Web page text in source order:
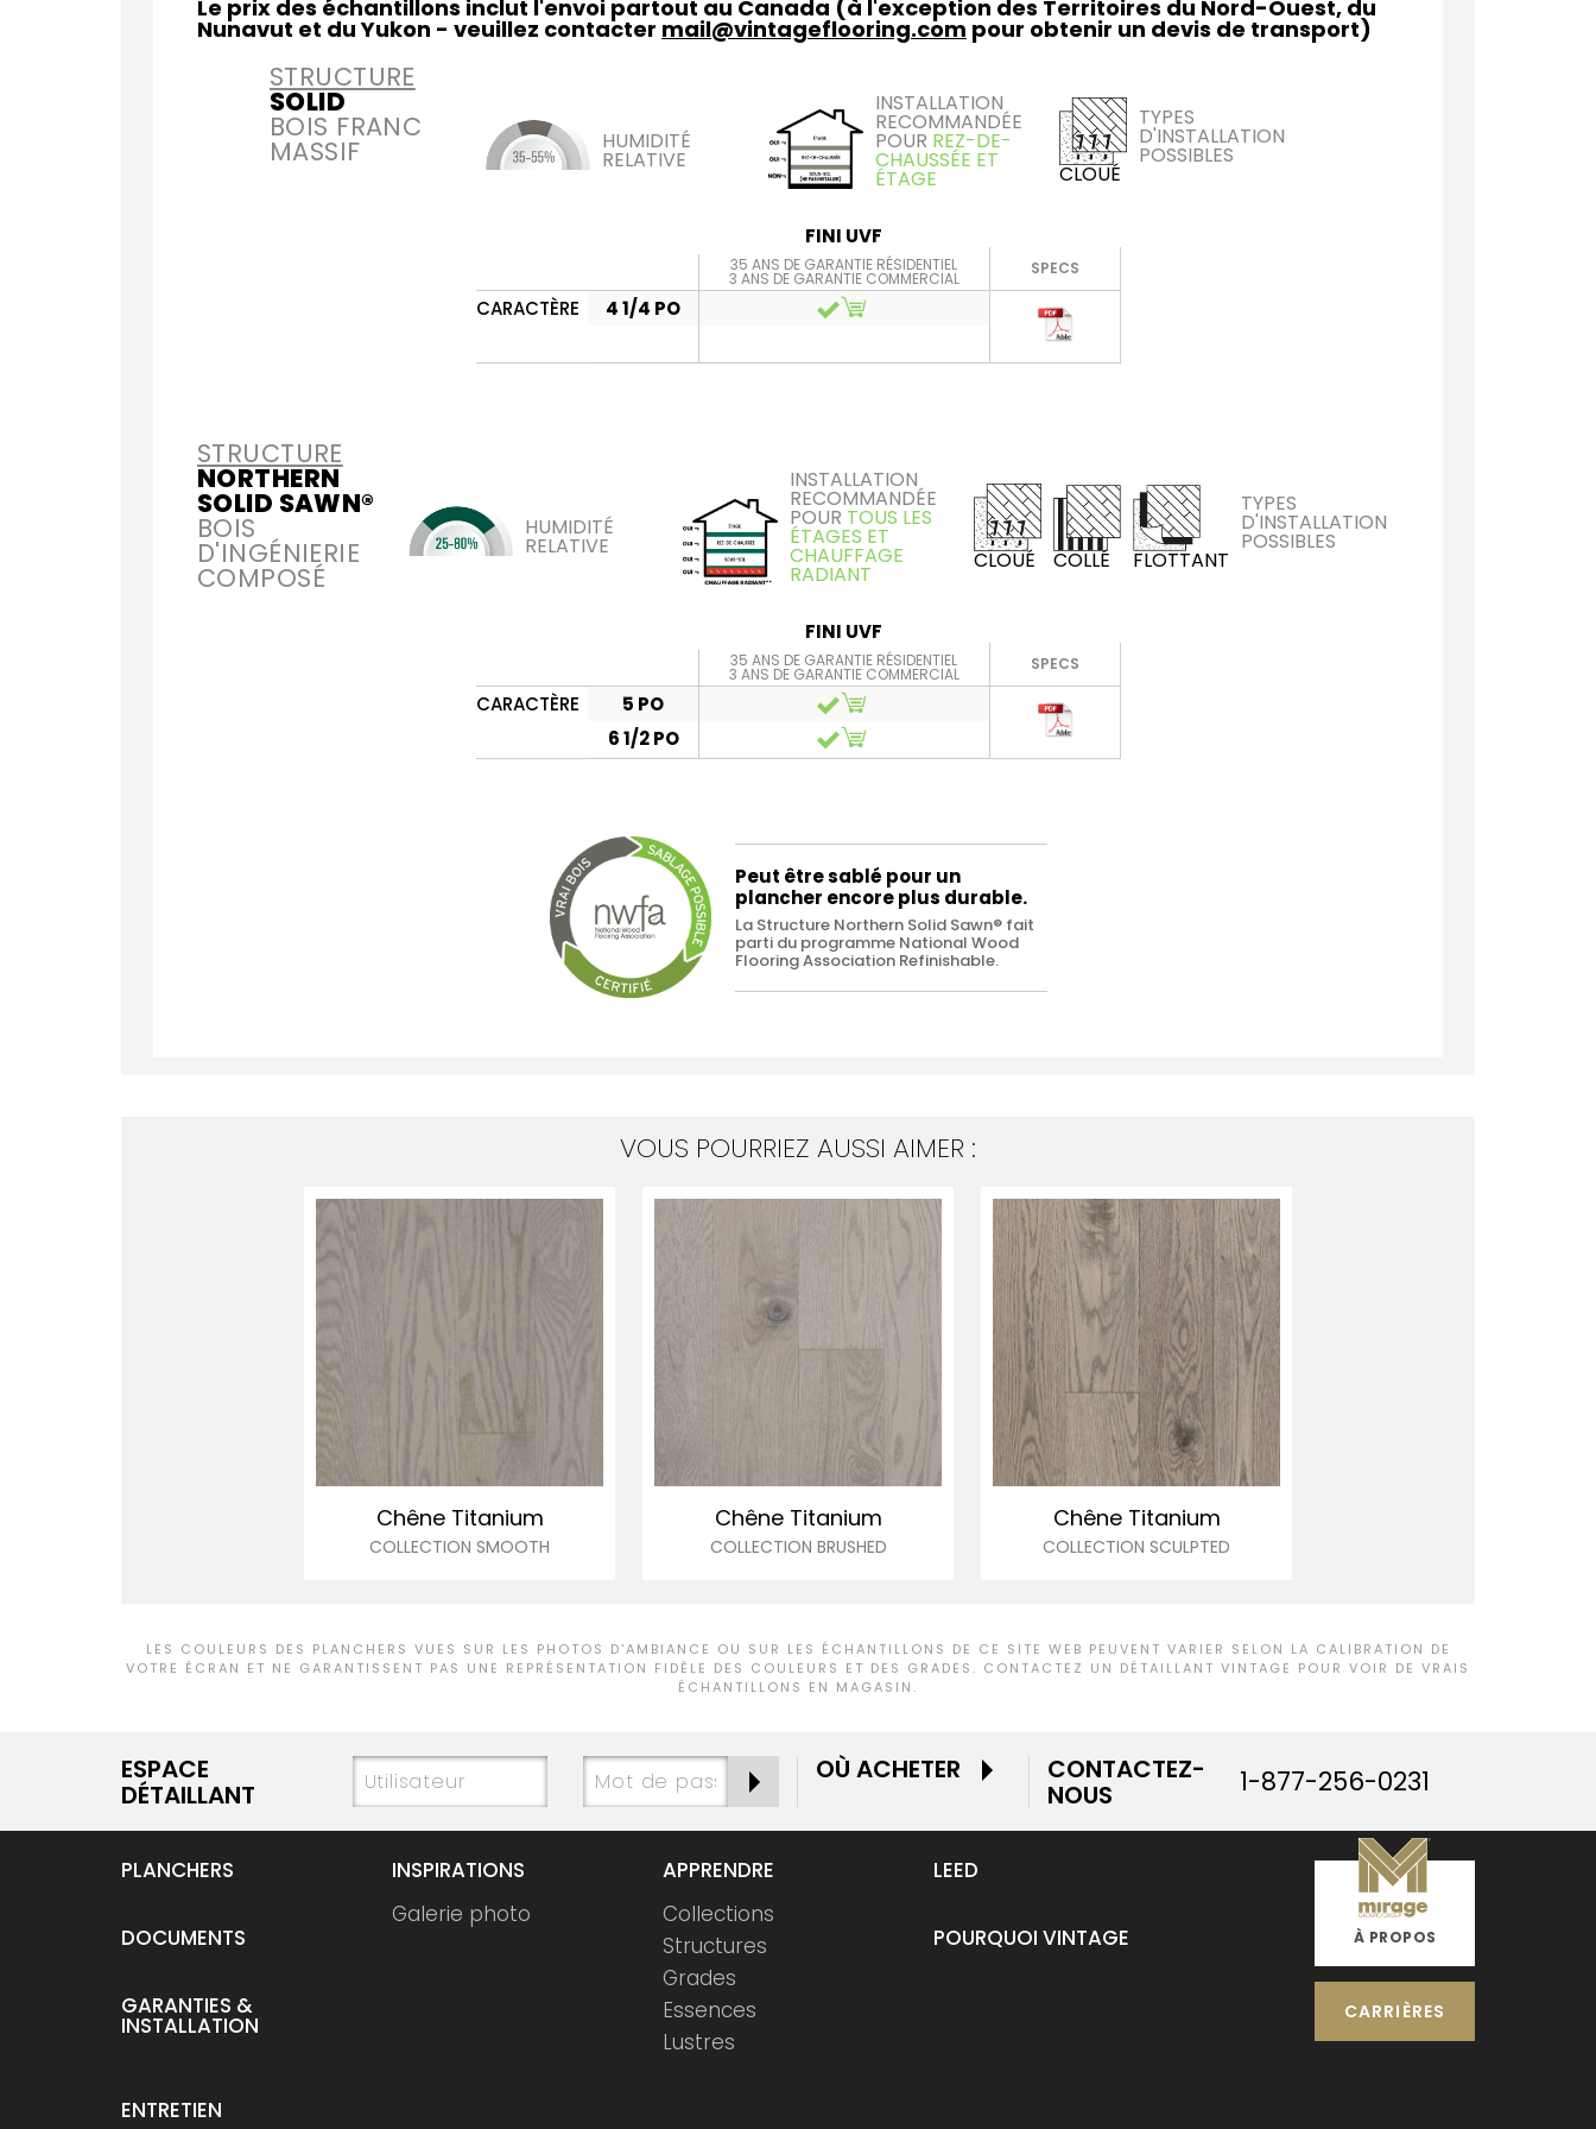
Le prix des échantillons inclut l'envoi partout au Canada (à l'exception des Territoires du Nord-Ouest, du
Nunavut et du Yukon - veuillez contacter mail@vintageflooring.com pour obtenir un devis de transport)
STRUCTURE
SOLID
BOIS FRANC
MASSIF HUMIDITÉ
RELATIVE
INSTALLATION
RECOMMANDÉE
POUR REZ-DE-
CHAUSSÉE ET
ÉTAGE
TYPES
D'INSTALLATION
POSSIBLES
CLOUÉ
FINI UVF
35 ANS DE GARANTIE RÉSIDENTIEL
3 ANS DE GARANTIE COMMERCIAL
CARACTÈRE 4 1/4 PO
SPECS
STRUCTURE
NORTHERN
SOLID SAWN®
BOIS
D'INGÉNIERIE
COMPOSÉ
HUMIDITÉ
RELATIVE
INSTALLATION
RECOMMANDÉE
POUR TOUS LES
ÉTAGES ET
CHAUFFAGE
RADIANT
TYPES
D'INSTALLATION
POSSIBLES
CLOUÉ COLLÉ FLOTTANT
FINI UVF
35 ANS DE GARANTIE RÉSIDENTIEL
3 ANS DE GARANTIE COMMERCIAL
CARACTÈRE
5 PO
6 1/2 PO
SPECS
Peut être sablé pour un
plancher encore plus durable.
La Structure Northern Solid Sawn® fait
parti du programme National Wood
Flooring Association Refinishable.
VOUS POURRIEZ AUSSI AIMER :
Chêne Titanium
COLLECTION SMOOTH
Chêne Titanium
COLLECTION BRUSHED
Chêne Titanium
COLLECTION SCULPTED
LES COULEURS DES PLANCHERS VUES SUR LES PHOTOS D'AMBIANCE OU SUR LES ÉCHANTILLONS DE CE SITE WEB PEUVENT VARIER SELON LA CALIBRATION DE
VOTRE ÉCRAN ET NE GARANTISSENT PAS UNE REPRÉSENTATION FIDÈLE DES COULEURS ET DES GRADES. CONTACTEZ UN DÉTAILLANT VINTAGE POUR VOIR DE VRAIS
ÉCHANTILLONS EN MAGASIN.
ESPACE
DÉTAILLANT
OÙ ACHETER CONTACTEZ-
NOUS 1-877-256-0231
PLANCHERS
DOCUMENTS
GARANTIES &
INSTALLATION
INSPIRATIONS
Galerie photo
APPRENDRE
Collections
Structures
Grades
Essences
Lustres
LEED
POURQUOI VINTAGE À PROPOS
CARRIÈRES
ENTRETIEN